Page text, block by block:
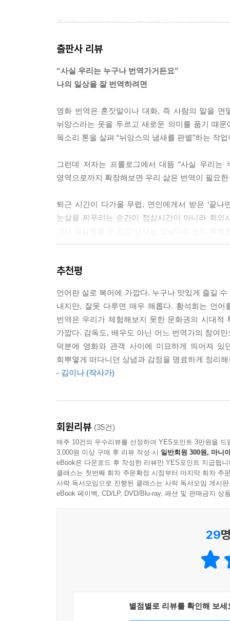
특별한 사람들처럼 대단한 가치관이나 천재적인
감 느낄 것 없이 내 자리에서 나름의 의미를 찾으
---「어쩌다가 됐어요」중에서
---「투명한 번역」중에서
내가 번역했다는 것 따윈 몰라줘도 상관없다. 누
---「영화 번역가로서 가장 기분좋은 순간」중에서
로 정당하게 사람을 대우해서 운이 들어온 거고
---「너 그래서 복받은 거야」중에서
람인지도 모르겠다.
---「뉘앙스의 냄새를 맡는 사람」중에서
내가 한 치의 의심도 없이 말할 수 있는 몇 가지 중
것은 아닐지언정 당신이 줄 수 있는 최선의 것을
당신이 준 것은 분명 최선의 것이었지만 외견 이
지. 하지만 그 기억은 구질구질하지 않고 늘 고마
---「나는 태어나면 안 되는 사람이었을까」중에서
는 것처럼.
---「생각의 속도」중에서
출판사 리뷰
“사실 우리는 누구나 번역가거든요”
나의 일상을 잘 번역하려면
영화 번역은 혼잣말이나 대화, 즉 사람의 말을
뉘앙스라는 옷을 두르고 새로운 의미를 품기 때
목소리 톤을 살펴 “뉘앙스의 냄새를 판별”하는 작
그런데 저자는 프롤로그에서 대뜸 “사실 우리
영역으로까지 확장해보면 우리 삶은 번역이 필요
퇴근 시간이 다가올 무렵, 연인에게서 받은 ‘끝
눈살을 찌푸리는 순간이 점심시간이 아니라 회
형태로 문제가 발생하고 만다. 그래서 우리는 서
저자는 캐릭터들의 대사를 약 100만 개 가까이
함부로 하지 말고, “언어를 무기처럼 구체화하여
“어긋난 호의”를 보이지 말자고. 아직도 번역이
도움을 준다.
그럼에도 오역하게 된다면 어쩔까. 그럴 땐 상대
추천평
언어란 실로 복어에 가깝다. 누구나 맛있게 즐길
내지만, 잘못 다루면 매우 해롭다. 황석희는 언어
번역은 우리가 체험해보지 못한 문화권의 시대
가깝다. 감독도, 배우도 아닌 어느 번역가의 참여
덕분에 영화와 관객 사이에 미묘하게 띄어져
희뿌옇게 떠다니던 상념과 감정을 명료하게 정리
- 김이나 (작사가)
회원리뷰 (35건)
매주 10건의 우수리뷰를 선정하여 YES포인트 3만원을 드
3,000원 이상 구매 후 리뷰 작성 시 일반회원 300원, 마니
eBook은 다운로드 후 작성한 리뷰만 YES포인트 지급됩니
클래스는 첫번째 회차 주문확정 시점부터 마지막 회차 주
사락 독서모임으로 진행된 클래스는 사락 독서모임 게시
eBook 페이백, CD/LP, DVD/Blu-ray, 패션 및 판매금지 상
29
별점별로 리뷰를 확인해 보세